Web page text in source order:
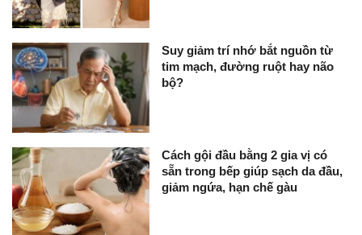
Suy giảm trí nhớ bắt nguồn từ
tim mạch, đường ruột hay não
bộ?
Cách gội đầu bằng 2 gia vị có
sẵn trong bếp giúp sạch da đầu,
giảm ngứa, hạn chế gàu